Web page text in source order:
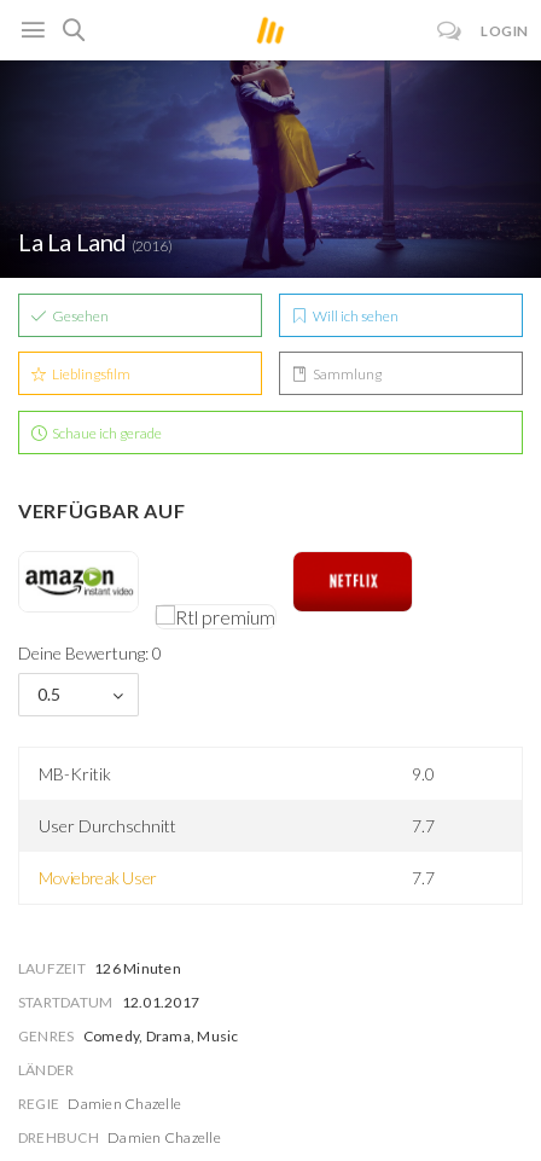
LOGIN
La La Land(2016)
Gesehen Will ich sehen
Lieblingsfilm Sammlung
Schaue ich gerade
VERFÜGBAR AUF
Deine Bewertung: 0
0.5
MB-Kritik 9.0
User Durchschnitt 7.7
Moviebreak User 7.7
LAUFZEIT 126 Minuten
STARTDATUM
12.01.2017
GENRES Comedy, Drama, Music
LÄNDER
REGIE Damien Chazelle
DREHBUCH Damien Chazelle